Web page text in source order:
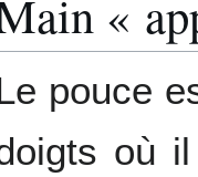
«
pouce
où